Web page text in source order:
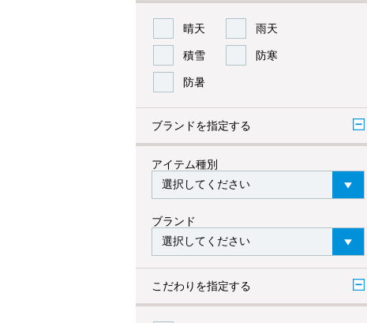
晴天 雨天
積雪 防寒
防暑
ブランドを指定する
アイテム種別
ブランド
こだわりを指定する